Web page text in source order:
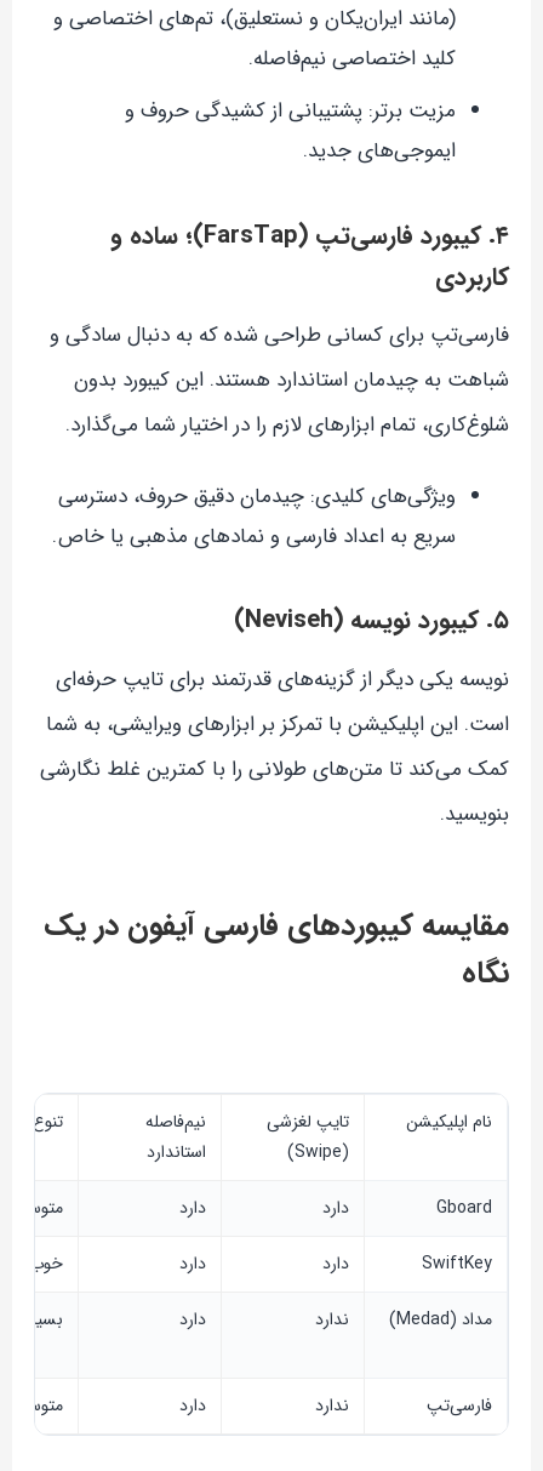
(مانند ایران‌یکان و نستعلیق)، تم‌های اختصاصی و
کلید اختصاصی نیم‌فاصله.
مزیت برتر: پشتیبانی از کشیدگی حروف و
ایموجی‌های جدید.
۴. کیبورد فارسی‌تپ (FarsTap)؛ ساده و
کاربردی
فارسی‌تپ برای کسانی طراحی شده که به دنبال سادگی و
شباهت به چیدمان استاندارد هستند. این کیبورد بدون
شلوغ‌کاری، تمام ابزارهای لازم را در اختیار شما می‌گذارد.
ویژگی‌های کلیدی: چیدمان دقیق حروف، دسترسی
سریع به اعداد فارسی و نمادهای مذهبی یا خاص.
۵. کیبورد نویسه (Neviseh)
نویسه یکی دیگر از گزینه‌های قدرتمند برای تایپ حرفه‌ای
است. این اپلیکیشن با تمرکز بر ابزارهای ویرایشی، به شما
کمک می‌کند تا متن‌های طولانی را با کمترین غلط نگارشی
بنویسید.
مقایسه کیبوردهای فارسی آیفون در یک
نگاه
نام اپلیکیشن
تایپ لغزشی
(Swipe)
نیم‌فاصله
استاندارد
تنوع
Gboard دارد دارد متوسط
SwiftKey دارد دارد خوب
مداد (Medad) ندارد دارد بسیار
فارسی‌تپ ندارد دارد متوسط